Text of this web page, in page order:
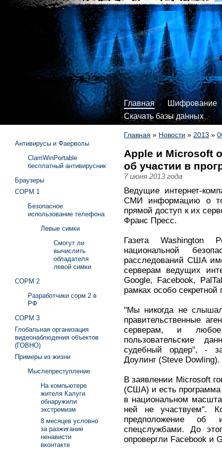
Главная
Шифрование
Скачать базы данных
Главная » Новости » 2013 »
Apple и Microsoft
об участии в
7 июня 2013 года
Ведущие интернет-
СМИ информацию о
прямой доступ к их
Франс Пресс.
Газета Washington
национальной
расследований США
серверам ведущих
Google, Facebook,
рамках особо
"Мы никогда не
правительственные
серверам, и любое
пользовательские
судебный ордер", -
Доулинг (Steve Dowling).
В заявлении Microsoft
(США) и есть программа
в национальном
ней не участвуем".
предположение об
спецслужбами. До
опровергли Facebook и
Антивирусы и Фаерволы
ClamWinPortable
бесплатный антивирусник
Браузеры
СОРМ 1
Безопасное
использование телефона
Левые симки
Смогут ли
вычислить
обладателя
левой симки
СОРМ 2
Разработчики сорм 2 в
РФ
СОРМ 3
Глобальная организация
видеонаблюдения объектов
(ГОВНО)
Примеры из жизни
Мыслепреступление
На компьютере
жителя Калуги
обнаружили
экстремизм
8 месяцев условно
за разжигание
ненависти
вконтакте